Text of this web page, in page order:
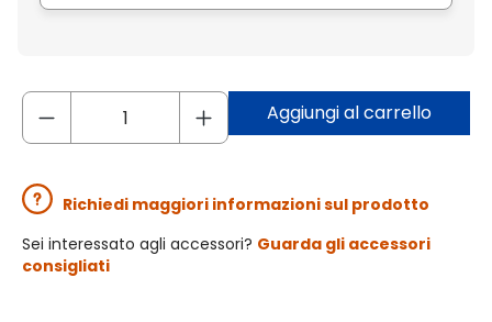
Aggiungi al carrello
Richiedi maggiori informazioni sul prodotto
Sei interessato agli accessori? Guarda gli accessori
consigliati